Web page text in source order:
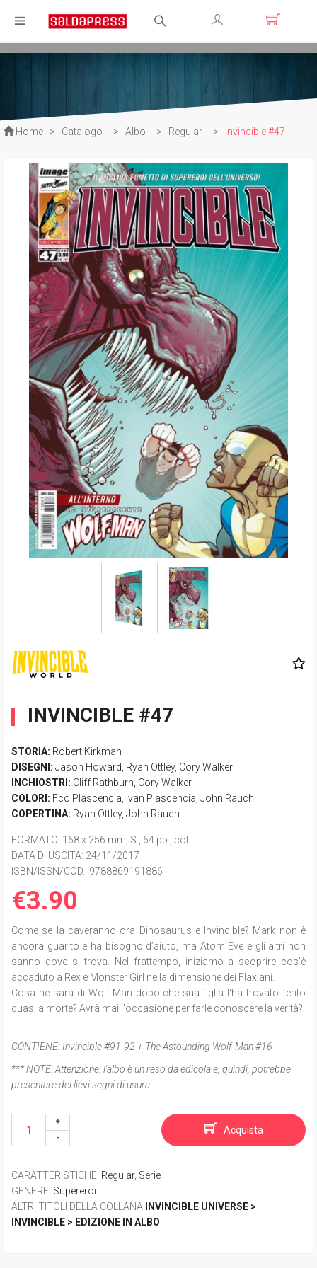
Registrati
Home > Catalogo > Albo > Regular > Invincible #47
INVINCIBLE #47
STORIA: Robert Kirkman
DISEGNI: Jason Howard Ryan Ottley, Cory Walker
INCHIOSTRI: Cliff Rathburn Cory Walker
COLORI: Fco Plascencia Ivan Plascencia John Rauch
COPERTINA: Ryan Ottley, John Rauch
FORMATO: 168 x 256 mm, S., 64 pp., col.
DATA DI USCITA: 24/11/2017
ISBN/ISSN/COD.: 9788869191886
€3.90
Come se la caveranno ora Dinosaurus e Invincible? Mark non è
ancora guarito e ha bisogno d’aiuto, ma Atom Eve e gli altri non
sanno dove si trova. Nel frattempo, iniziamo a scoprire cos’è
accaduto a Rex e Monster Girl nella dimensione dei Flaxiani.
Cosa ne sarà di Wolf-Man dopo che sua figlia l'ha trovato ferito
quasi a morte? Avrà mai l'occasione per farle conoscere la verità?
CONTIENE: Invincible #91-92 + The Astounding Wolf-Man #16
*** NOTE:Attenzione: l'albo è un reso da edicola e, quindi, potrebbe
presentare dei lievi segni di usura.
Acquista
CARATTERISTICHE: Regular, Serie
GENERE: Supereroi
ALTRI TITOLI DELLA COLLANA
INVINCIBLE UNIVERSE >
INVINCIBLE > EDIZIONE IN ALBO